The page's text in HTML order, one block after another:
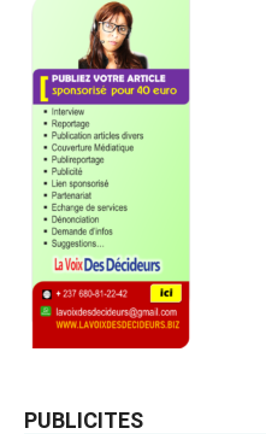
PUBLICITES